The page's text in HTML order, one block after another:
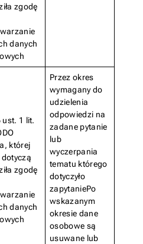
zgodę
danych
ust. 1 lit.
której
zgodę
danych
Przez okres
wymagany do
udzielenia
odpowiedzi na
zadane pytanie
lub
wyczerpania
tematu którego
dotyczyło
zapytaniePo
wskazanym
okresie dane
osobowe są
usuwane lub